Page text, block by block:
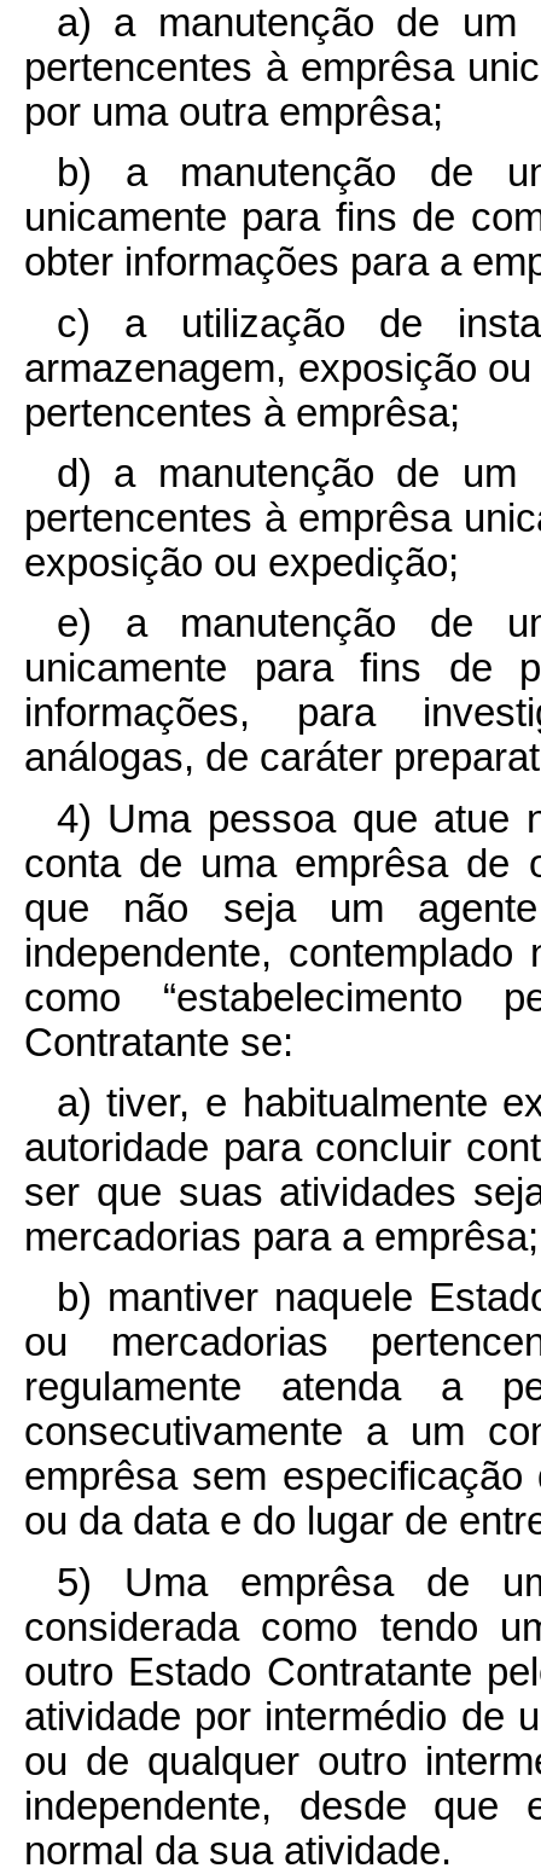
a) a manutenção de um
pertencentes à emprêsa
por uma outra emprêsa;
b) a manutenção de
unicamente para fins de
obter informações para a
c) a utilização de
armazenagem, exposição
pertencentes à emprêsa;
d) a manutenção de um
pertencentes à emprêsa
exposição ou expedição;
e) a manutenção de
unicamente para fins de
informações, para
análogas, de caráter
4) Uma pessoa que atue
conta de uma emprêsa de
que não seja um
independente,
como “estabelecimento
Contratante se:
a) tiver, e habitualmente
autoridade para concluir
ser que suas atividades
mercadorias para a
b) mantiver naquele
ou mercadorias
regulamente atenda a
consecutivamente a um
emprêsa sem
ou da data e do lugar de
5) Uma emprêsa de
considerada como tendo
outro Estado Contratante
atividade por intermédio de
ou de qualquer outro
independente, desde que
normal da sua atividade.